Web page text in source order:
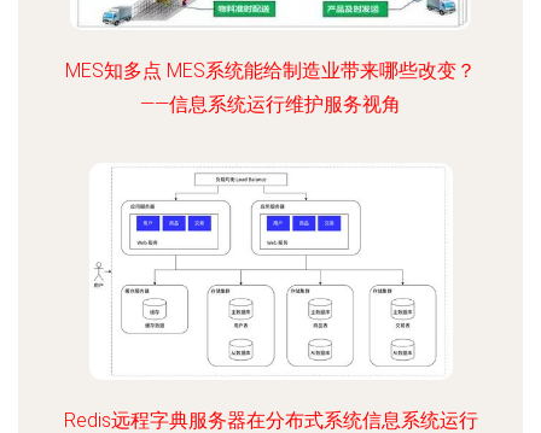
MES知多点 MES系统能给制造业带来哪些改变？
——信息系统运行维护服务视角
Redis远程字典服务器在分布式系统信息系统运行